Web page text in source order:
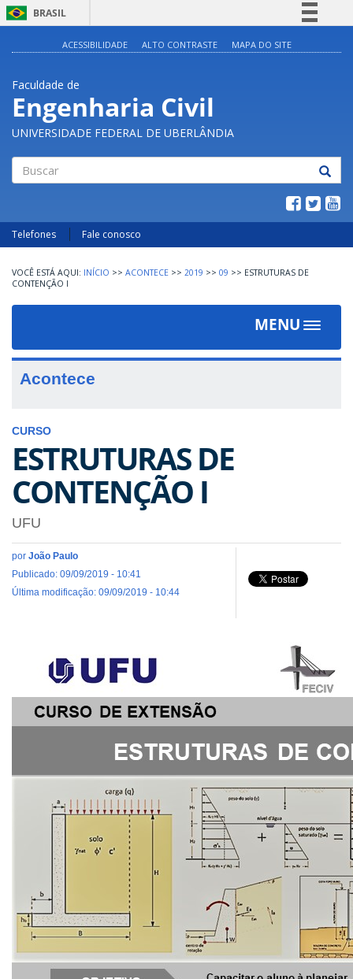
BRASIL
Legislação
Canais
ACESSIBILIDADE ALTO CONTRASTE MAPA DO SITE
Faculdade de
Engenharia Civil
UNIVERSIDADE FEDERAL DE UBERLÂNDIA
Telefones Fale conosco
INÍCIO >> ACONTECE >> 2019 >> 09 >> ESTRUTURAS DE
CONTENÇÃO I
MENU
Toggle
Acontece
CURSO
ESTRUTURAS DE
CONTENÇÃO I
UFU
por João Paulo
Publicado: 09/09/2019 - 10:41
Última modificação: 09/09/2019 - 10:44